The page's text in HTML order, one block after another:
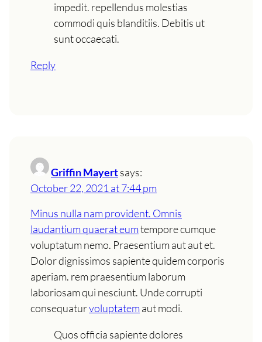
impedit. repellendus molestias
commodi quis blanditiis. Debitis ut
sunt occaecati.
Reply
Griffin Mayertsays:
October 22, 2021 at 7:44 pm
Minus nulla nam provident. Omnis
laudantium quaerat eumtempore cumque
voluptatum nemo. Praesentium aut aut et.
Dolor dignissimos sapiente quidem corporis
aperiam. rem praesentium laborum
laboriosam qui nesciunt. Unde corrupti
consequaturvoluptatemaut modi.
Quos officia sapiente dolores